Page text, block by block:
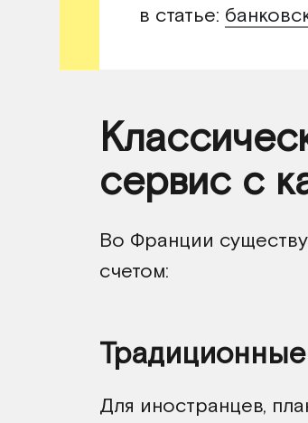
в статье:
сервис с
Во Франции
счетом:
Для иностранцев,